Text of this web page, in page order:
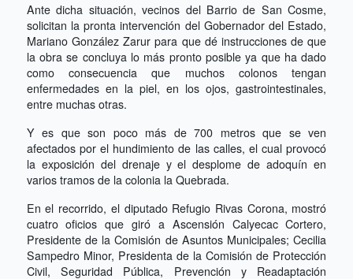
Ante dicha situación, vecinos del Barrio de San Cosme,
solicitan la pronta intervención del Gobernador del Estado,
Mariano González Zarur para que dé instrucciones de que
la obra se concluya lo más pronto posible ya que ha dado
como consecuencia que muchos colonos tengan
enfermedades en la piel, en los ojos, gastrointestinales,
entre muchas otras.
Y es que son poco más de 700 metros que se ven
afectados por el hundimiento de las calles, el cual provocó
la exposición del drenaje y el desplome de adoquín en
varios tramos de la colonia la Quebrada.
En el recorrido, el diputado Refugio Rivas Corona, mostró
cuatro oficios que giró a Ascensión Calyecac Cortero,
Presidente de la Comisión de Asuntos Municipales; Cecilia
Sampedro Minor, Presidenta de la Comisión de Protección
Civil, Seguridad Pública, Prevención y Readaptación